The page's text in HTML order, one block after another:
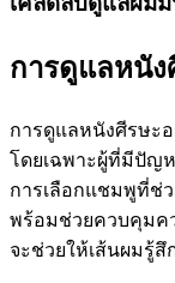
การดูแลหนั
การดูแลหนังศีรษะ
โดยเฉพาะผู้ที่มีปัญ
การเลือกแชมพูที่ช่
พร้อมช่วยควบคุมค
จะช่วยให้เส้นผมรู้